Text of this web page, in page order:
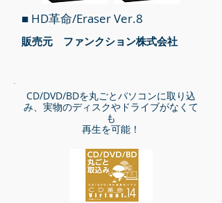
■ HD革命/Eraser Ver.8
販売元 ファンクション株式会社
CD/DVD/BDを丸ごとパソコンに取り込
み、実物のディスクやドライブがなくて
も
再生を可能！